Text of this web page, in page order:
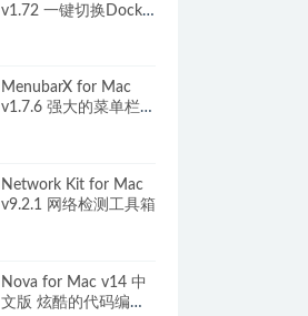
v1.72 一键切换Dock
MenubarX for Mac
v1.7.6 强大的菜单栏浏
Network Kit for Mac
v9.2.1 网络检测工具箱
Nova for Mac v14 中
文版 炫酷的代码编辑